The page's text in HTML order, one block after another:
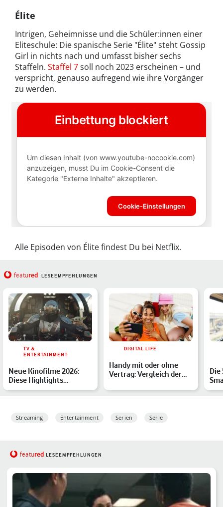
Élite
Intrigen, Geheimnisse und die Schüler:innen einer
Eliteschule: Die spanische Serie "Élite" steht Gossip
Girl in nichts nach und umfasst bisher sechs
Staffeln. Staffel 7soll noch 2023 erscheinen – und
verspricht, genauso aufregend wie ihre Vorgänger
zu werden.
Alle Episoden von Élite findest Du bei Netflix.
featured LESEEMPFEHLUNGEN
TV &
ENTERTAINMENT
Neue Kinofilme 2026:
Diese Highlights
erwarten Dich
DIGITAL LIFE
Handy mit oder ohne
Vertrag: Vergleich der
Die
Streaming Entertainment Serien Serie
featured LESEEMPFEHLUNGEN